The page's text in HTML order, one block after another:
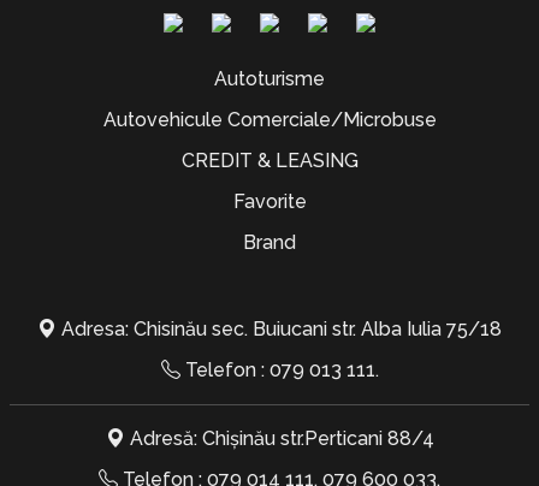
Autoturisme
Autovehicule Comerciale/Microbuse
CREDIT & LEASING
Favorite
Brand
Adresa: Chisinău sec. Buiucani str. Alba Iulia 75/18
Telefon : 079 013 111.
Adresă: Chișinău str.Perticani 88/4
Telefon : 079 014 111, 079 600 033.